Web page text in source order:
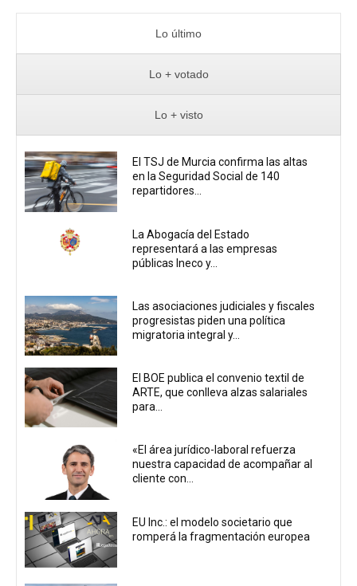
Lo último
Lo + votado
Lo + visto
El TSJ de Murcia confirma las altas
en la Seguridad Social de 140
repartidores...
La Abogacía del Estado
representará a las empresas
públicas Ineco y...
Las asociaciones judiciales y fiscales
progresistas piden una política
migratoria integral y...
El BOE publica el convenio textil de
ARTE, que conlleva alzas salariales
para...
«El área jurídico-laboral refuerza
nuestra capacidad de acompañar al
cliente con...
EU Inc.: el modelo societario que
romperá la fragmentación europea